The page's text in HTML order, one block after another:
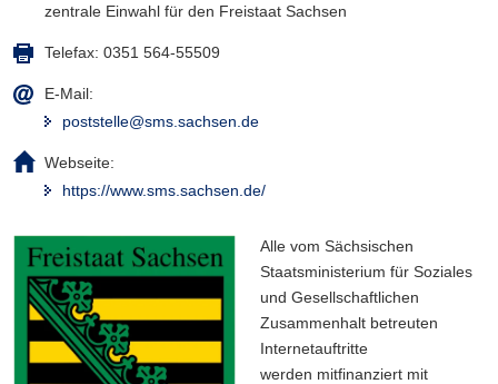
zentrale Einwahl für den Freistaat Sachsen
Telefax: 0351 564-55509
E-Mail:
poststelle@sms.sachsen.de
Webseite:
https://www.sms.sachsen.de/
Alle vom Sächsischen
Staatsministerium für Soziales
und Gesellschaftlichen
Zusammenhalt betreuten
Internetauftritte
werden mitfinanziert mit